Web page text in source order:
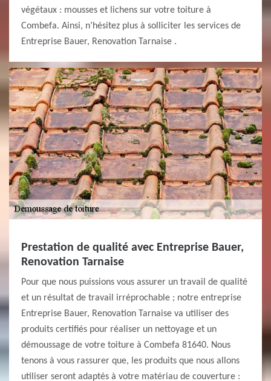
végétaux : mousses et lichens sur votre toiture à
Combefa. Ainsi, n’hésitez plus à solliciter les services de
Entreprise Bauer, Renovation Tarnaise .
Prestation de qualité avec Entreprise Bauer,
Renovation Tarnaise
Pour que nous puissions vous assurer un travail de qualité
et un résultat de travail irréprochable ; notre entreprise
Entreprise Bauer, Renovation Tarnaise va utiliser des
produits certifiés pour réaliser un nettoyage et un
démoussage de votre toiture à Combefa 81640. Nous
tenons à vous rassurer que, les produits que nous allons
utiliser seront adaptés à votre matériau de couverture :